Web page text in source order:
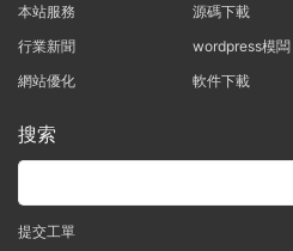
本站服務
行業新聞
網站優化
源碼下載
wordpress模闆
軟件下載
搜索
提交工單